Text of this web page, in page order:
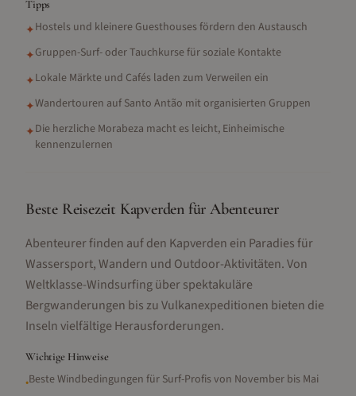
Tipps
✦Hostels und kleinere Guesthouses fördern den Austausch
✦Gruppen-Surf- oder Tauchkurse für soziale Kontakte
✦Lokale Märkte und Cafés laden zum Verweilen ein
✦Wandertouren auf Santo Antão mit organisierten Gruppen
✦Die herzliche Morabeza macht es leicht, Einheimische
kennenzulernen
Beste Reisezeit Kapverden für Abenteurer
Abenteurer finden auf den Kapverden ein Paradies für
Wassersport, Wandern und Outdoor-Aktivitäten. Von
Weltklasse-Windsurfing über spektakuläre
Bergwanderungen bis zu Vulkanexpeditionen bieten die
Inseln vielfältige Herausforderungen.
Wichtige Hinweise
•Beste Windbedingungen für Surf-Profis von November bis Mai